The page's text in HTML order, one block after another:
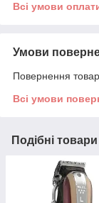
Всі умови
Умови
Повернення
Всі умови
Подібні